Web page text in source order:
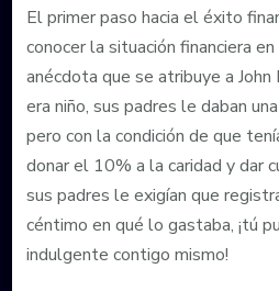
tus
finanzas
El primer paso hacia el éxito
conocer la situación financiera
anécdota que se atribuye a John
era niño, sus padres le daban
pero con la condición de que
donar el 10% a la caridad y dar
sus padres le exigían que
céntimo en qué lo gastaba, ¡tú
indulgente contigo mismo!